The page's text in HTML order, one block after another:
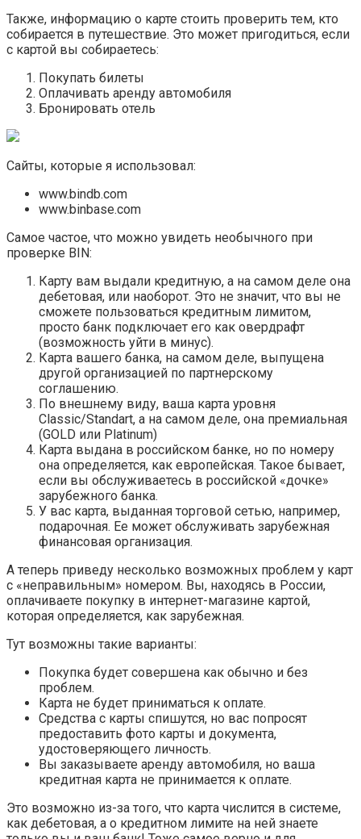
Также, информацию о карте стоить проверить тем, кто
собирается в путешествие. Это может пригодиться, если
с картой вы собираетесь:
Покупать билеты
Оплачивать аренду автомобиля
Бронировать отель
Сайты, которые я использовал:
www.bindb.com
www.binbase.com
Самое частое, что можно увидеть необычного при
проверке BIN:
Карту вам выдали кредитную, а на самом деле она
дебетовая, или наоборот. Это не значит, что вы не
сможете пользоваться кредитным лимитом,
просто банк подключает его как овердрафт
(возможность уйти в минус).
Карта вашего банка, на самом деле, выпущена
другой организацией по партнерскому
соглашению.
По внешнему виду, ваша карта уровня
Classic/Standart, а на самом деле, она премиальная
(GOLD или Platinum)
Карта выдана в российском банке, но по номеру
она определяется, как европейская. Такое бывает,
если вы обслуживаетесь в российской «дочке»
зарубежного банка.
У вас карта, выданная торговой сетью, например,
подарочная. Ее может обслуживать зарубежная
финансовая организация.
А теперь приведу несколько возможных проблем у карт
с «неправильным» номером. Вы, находясь в России,
оплачиваете покупку в интернет-магазине картой,
которая определяется, как зарубежная.
Тут возможны такие варианты:
Покупка будет совершена как обычно и без
проблем.
Карта не будет приниматься к оплате.
Средства с карты спишутся, но вас попросят
предоставить фото карты и документа,
удостоверяющего личность.
Вы заказываете аренду автомобиля, но ваша
кредитная карта не принимается к оплате.
Это возможно из-за того, что карта числится в системе,
как дебетовая, а о кредитном лимите на ней знаете